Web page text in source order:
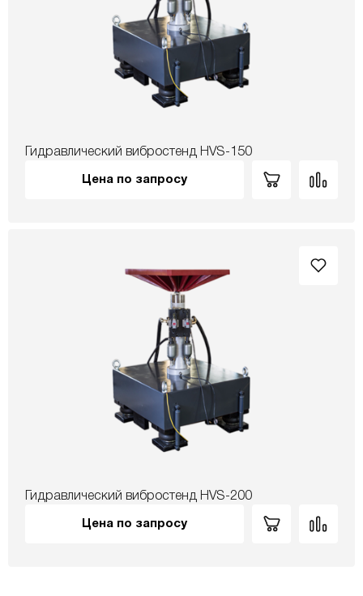
Гидравлический вибростенд HVS-150
Цена по запросу
Гидравлический вибростенд HVS-200
Цена по запросу